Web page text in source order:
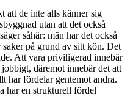
att de inte alls känner sig
utan att det också
såhär: män har det också
på grund av sitt kön. Det
Att vara priviligerad innebär
däremot innebär det att
har fördelar gentemot andra.
har en strukturell fördel